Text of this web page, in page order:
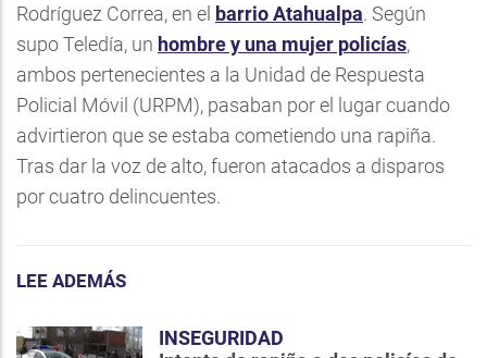
Rodríguez Correa, en el barrio Atahualpa. Según
supo Teledía, un hombre y una mujer policías,
ambos pertenecientes a la Unidad de Respuesta
Policial Móvil (URPM), pasaban por el lugar cuando
advirtieron que se estaba cometiendo una rapiña.
Tras dar la voz de alto, fueron atacados a disparos
por cuatro delincuentes.
LEE ADEMÁS
INSEGURIDAD